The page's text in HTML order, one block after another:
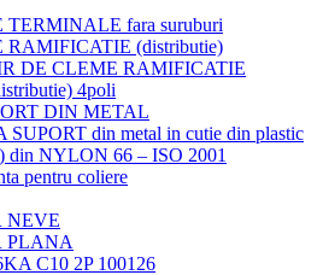
TERMINALE fara suruburi
RAMIFICATIE (distributie)
DE CLEME RAMIFICATIE
4poli
DIN METAL
din metal in cutie din plastic
din NYLON 66 – ISO 2001
pentru coliere
NEVE
PLANA
C10 2P 100126